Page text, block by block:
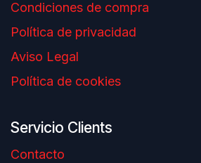
Condiciones de compra
Política de privacidad
Aviso Legal
Política de cookies
Servicio Clients
Contacto